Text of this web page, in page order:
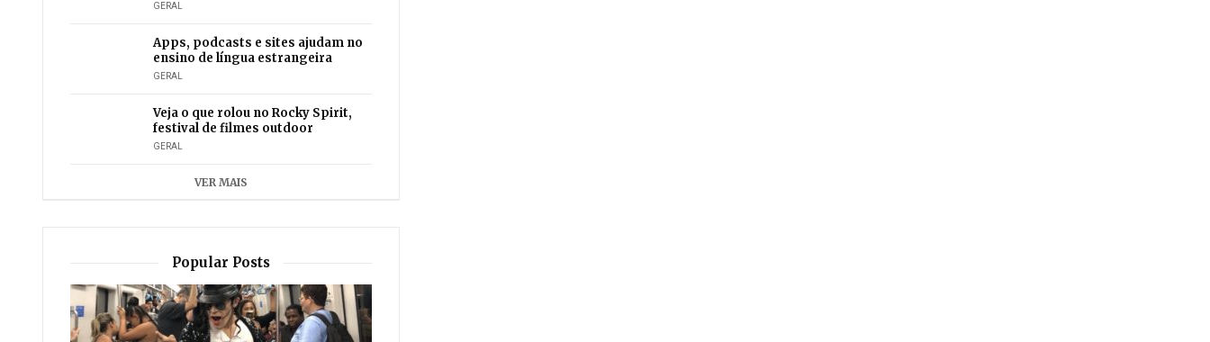
GERAL
Apps, podcasts e sites ajudam no
ensino de língua estrangeira
GERAL
Veja o que rolou no Rocky Spirit,
festival de filmes outdoor
GERAL
VER MAIS
Popular Posts